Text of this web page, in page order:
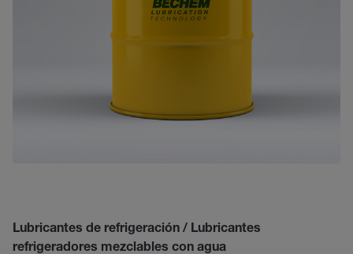
Lubricantes de refrigeración / Lubricantes
refrigeradores mezclables con agua